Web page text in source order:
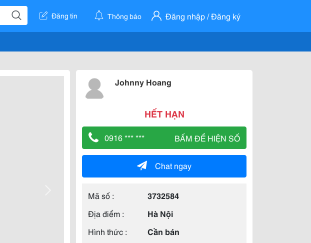
Đăng tin Thông báo Đăng nhập / Đăng ký
Johnny Hoang
HẾT HẠN
0916 *** *** BẤM ĐỂ HIỆN SỐ
Chat ngay
Mã số :
3732584
Địa điểm :
Hà Nội
Hình thức :
Cần bán